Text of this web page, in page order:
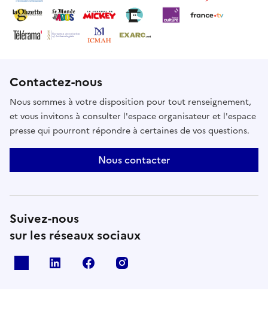
Contactez-nous
Nous sommes à votre disposition pour tout renseignement,
et vous invitons à consulter l'espace organisateur et l'espace
presse qui pourront répondre à certaines de vos questions.
Nous contacter
Suivez-nous
sur les réseaux sociaux
Linkedin Facebook